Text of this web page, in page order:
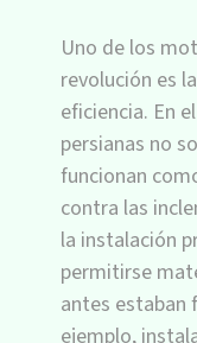
Uno de los
revolución es
eficiencia. En
persianas no
funcionan
contra las
la instalación
permitirse
antes estaban
ejemplo,